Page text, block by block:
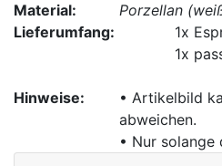
Material:
Porzellan
Lieferumfang:
1x
1x
Hinweise:
• Artikelbild
abweichen.
• Nur solange